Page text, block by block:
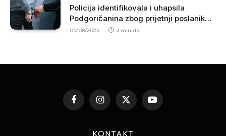
Policija identifikovala i uhapsila
Podgoričanina zbog prijetnji poslaniku
Nikoli Zirojeviću
05/08/2026 2 minuta
FacebookInstagram
X
(Twitter)
YouTube
KONTAKT